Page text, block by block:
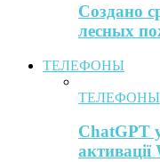
Создано
лесных
ТЕЛЕФОНЫ
ТЕЛЕФОНЫ
ChatGPT